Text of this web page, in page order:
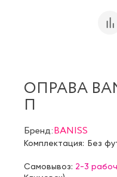
ОПРАВА
П
Бренд:BANISS
Комплектация: Без
Самовывоз: 2-3